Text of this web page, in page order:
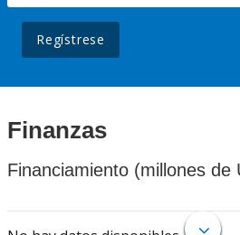
Regístrese
Finanzas
Financiamiento (millones de